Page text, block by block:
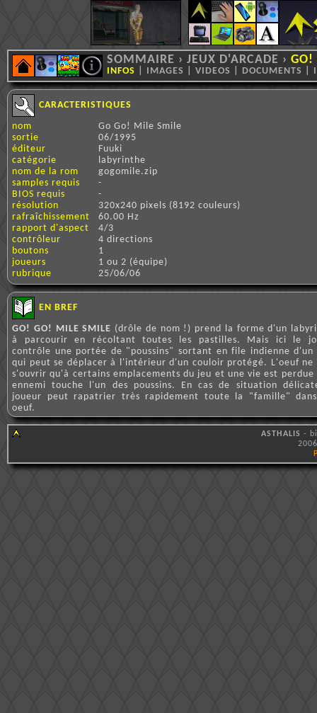
SOMMAIRE › JEUX D'ARCADE › GO!
INFOS IMAGES VIDEOS DOCUMENTS
CARACTERISTIQUES
nom
Go Go! Mile Smile
sortie
06/1995
éditeur
Fuuki
catégorie
labyrinthe
nom de la rom
gogomile.zip
samples requis
-
BIOS requis
-
résolution
320x240 pixels (8192 couleurs)
rafraîchissement
60.00 Hz
rapport d'aspect
4/3
contrôleur
4 directions
boutons
1
joueurs
1 ou 2 (équipe)
rubrique
25/06/06
EN BREF
GO! GO! MILE SMILE (drôle de nom !) prend la forme d'un
à parcourir en récoltant toutes les pastilles. Mais ici le
contrôle une portée de "poussins" sortant en file indienne d'un
qui peut se déplacer à l'intérieur d'un couloir protégé. L'oeuf ne
s'ouvrir qu'à certains emplacements du jeu et une vie est perdue
ennemi touche l'un des poussins. En cas de situation
joueur peut rapatrier très rapidement toute la "famille"
oeuf.
ASTHALIS -